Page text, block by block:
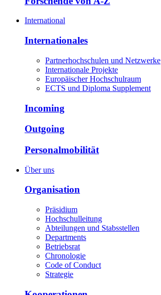
International
Internationales
Partnerhochschulen und Netzwerke
Internationale Projekte
Europäischer Hochschulraum
ECTS und Diploma Supplement
Incoming
Outgoing
Personalmobilität
Über uns
Organisation
Präsidium
Hochschulleitung
Abteilungen und Stabsstellen
Departments
Betriebsrat
Chronologie
Code of Conduct
Strategie